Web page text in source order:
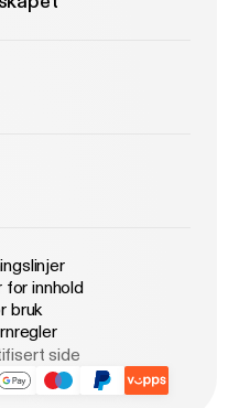
for innhold
bruk
side